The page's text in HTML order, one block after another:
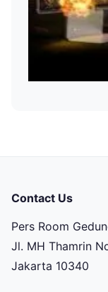
Contact Us
Pers Room
Jl. MH Thamrin
Jakarta 10340